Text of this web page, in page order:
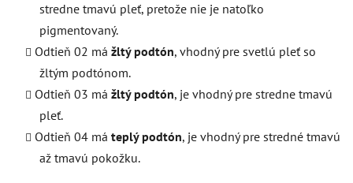
stredne tmavú pleť, pretože nie je natoľko
pigmentovaný.
Odtieň 02 má žltý podtón, vhodný pre svetlú pleť so
žltým podtónom.
Odtieň 03 má žltý podtón, je vhodný pre stredne tmavú
pleť.
Odtieň 04 má teplý podtón, je vhodný pre stredné tmavú
až tmavú pokožku.